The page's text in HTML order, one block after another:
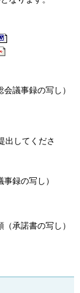
議事録の写し）
してくださ
録の写し）
承諾書の写し）